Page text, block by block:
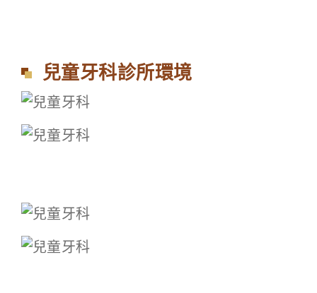
兒童牙科診所環境